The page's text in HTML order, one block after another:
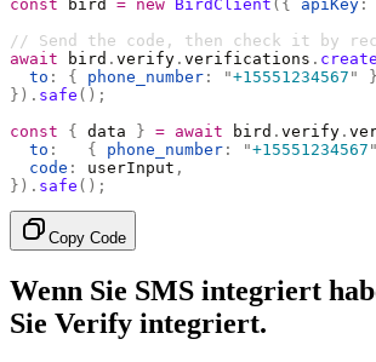
const bird = new BirdClient ({ apiKey :
// Send the code, then check it by
await bird . verify . verifications . create
  to
: { phone_number : "+15551234567 "
}). safe ();
const { data } = await bird . verify .
  to
:
   {
phone_number : "+15551234567 "
  code
: userInput ,
}). safe ();
Copy Code
Wenn Sie SMS integriert
Sie Verify integriert.